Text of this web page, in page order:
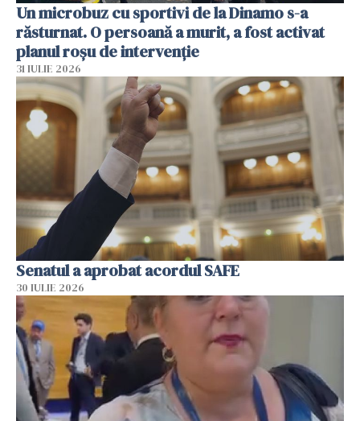
Un microbuz cu sportivi de la Dinamo s-a
răsturnat. O persoană a murit, a fost activat
planul roșu de intervenție
31 IULIE 2026
Senatul a aprobat acordul SAFE
30 IULIE 2026